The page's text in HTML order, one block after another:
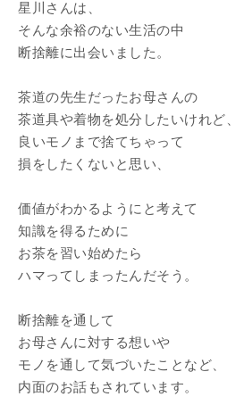
星川さんは、
そんな余裕のない生活の中
断捨離に出会いました。
茶道の先生だったお母さんの
茶道具や着物を処分したいけれど、
良いモノまで捨てちゃって
損をしたくないと思い、
価値がわかるようにと考えて
知識を得るために
お茶を習い始めたら
ハマってしまったんだそう。
断捨離を通して
お母さんに対する想いや
モノを通して気づいたことなど、
内面のお話もされています。